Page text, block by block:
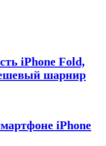
iPhone Fold,
шарнир
iPhone